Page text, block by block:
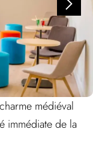
médiéval
immédiate de la